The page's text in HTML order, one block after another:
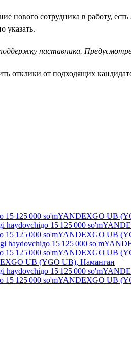
нового сотрудника в работу,
указать.
наставника.
отклики от подходящих
15 125 000 so'mYANDEXGO UB
haydovchiдо 15 125 000 so'm
15 125 000 so'mYANDEXGO UB
haydovchiдо 15 125 000 so'm
15 125 000 so'mYANDEXGO UB
UB (YGO UB), Наманган
haydovchiдо 15 125 000 so'm
15 125 000 so'mYANDEXGO UB